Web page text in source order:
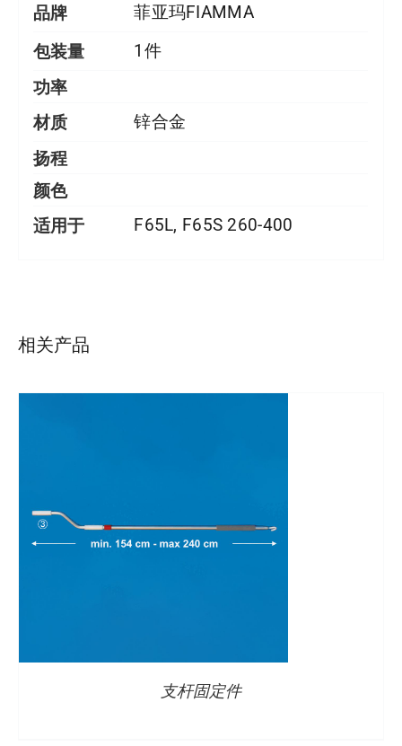
品牌
菲亚玛FIAMMA
包装量 1件
功率
材质
锌合金
扬程
颜色
适用于
F65L, F65S 260-400
相关产品
支杆固定件